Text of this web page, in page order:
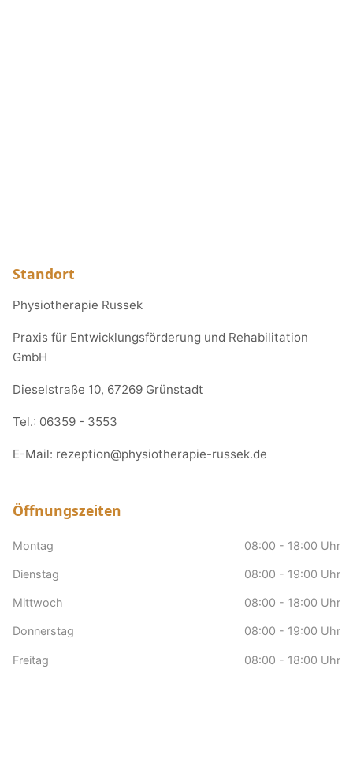
Standort
Physiotherapie Russek
Praxis für Entwicklungsförderung und Rehabilitation
GmbH
Dieselstraße 10, 67269 Grünstadt
Tel.: 06359 - 3553
E-Mail: rezeption@physiotherapie-russek.de
Öffnungszeiten
Montag 08:00 - 18:00 Uhr
Dienstag 08:00 - 19:00 Uhr
Mittwoch 08:00 - 18:00 Uhr
Donnerstag 08:00 - 19:00 Uhr
Freitag 08:00 - 18:00 Uhr